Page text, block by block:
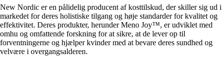
New Nordic er en pålidelig producent af kosttilskud, der skiller sig ud i
markedet for deres holistiske tilgang og høje standarder for kvalitet og
effektivitet. Deres produkter, herunder Meno Joy™, er udviklet med
omhu og omfattende forskning for at sikre, at de lever op til
forventningerne og hjælper kvinder med at bevare deres sundhed og
velvære i overgangsalderen.